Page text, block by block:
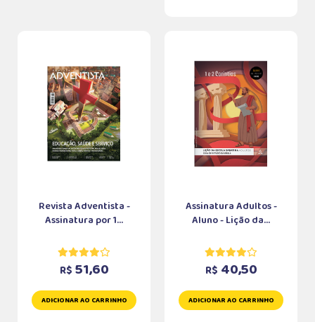
Revista Adventista -
Assinatura por 1...
R$ 51,60
ADICIONAR AO CARRINHO
Assinatura Adultos -
Aluno - Lição da...
R$ 40,50
ADICIONAR AO CARRINHO